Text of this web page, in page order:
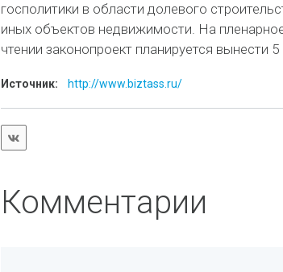
госполитики в области долевого
иных объектов недвижимости. На
чтении законопроект планируется вынести
Источник: http://www.biztass.ru/
Комментарии